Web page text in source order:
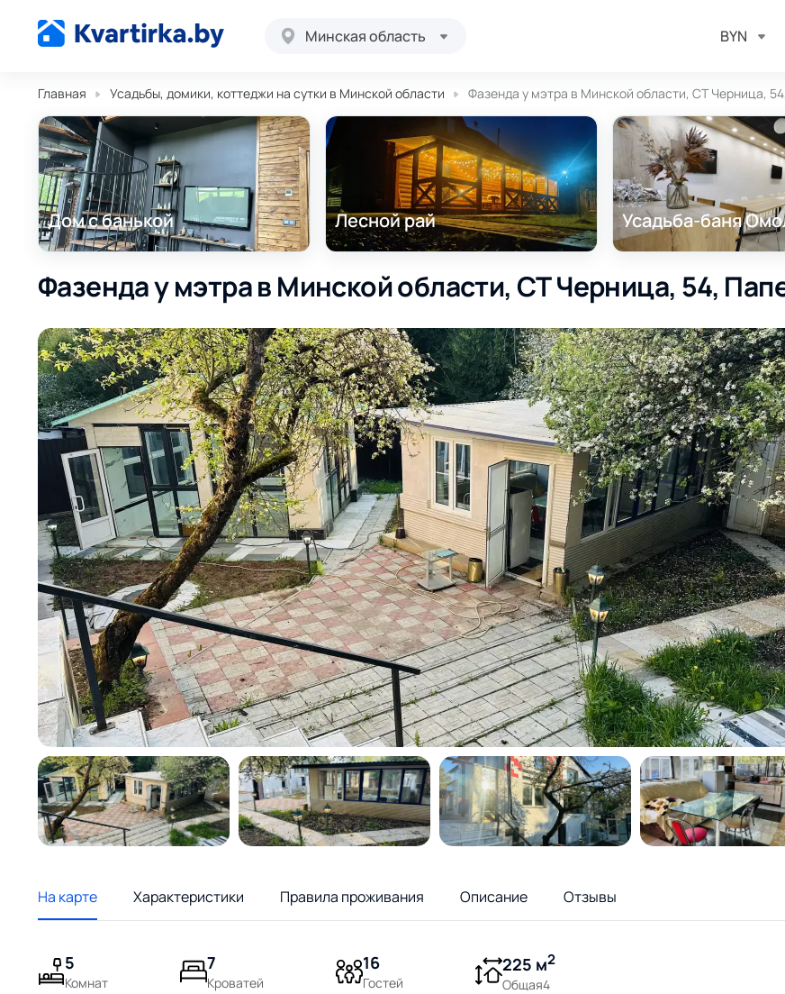
Минская область BYN
Главная Усадьбы, домики, коттеджи на сутки в Минской области Фазенда у мэтра в Минской области, СТ Черница,
Дом с банькой Лесной рай Усадьба-баня
Фазенда у мэтра в Минской области, СТ Черница, 54,
На карте Характеристики Правила проживания Описание Отзывы
5
Комнат
7
Кроватей
16
Гостей
225 м2
Общая4